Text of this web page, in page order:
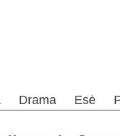
Drama Esė